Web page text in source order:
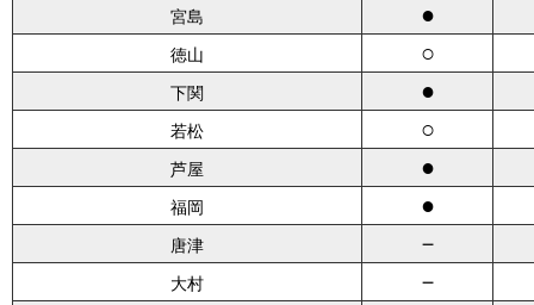
宮島 ●
徳山 ○
下関 ●
若松 ○
芦屋 ●
福岡 ●
唐津 －
大村 －